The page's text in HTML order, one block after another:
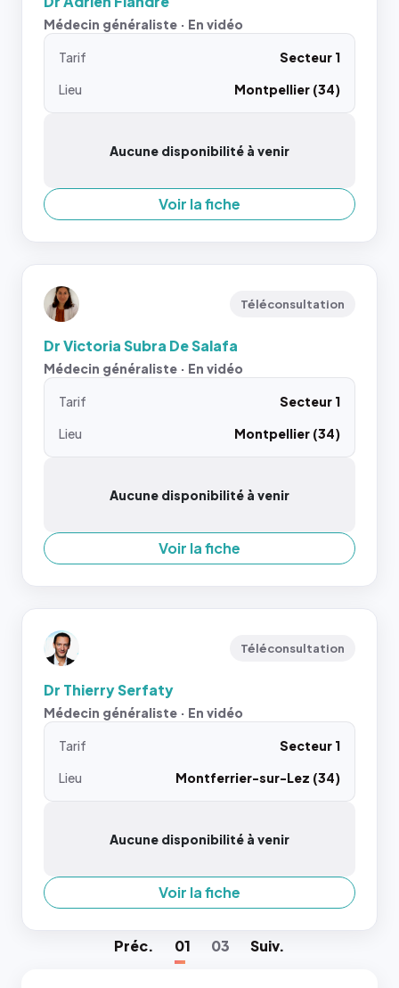
Médecin généraliste · En vidéo
Tarif
Secteur 1
Lieu
Montpellier (34)
Aucune disponibilité à venir
Voir la fiche
Téléconsultation
Dr Victoria Subra De Salafa
Médecin généraliste · En vidéo
Tarif
Secteur 1
Lieu
Montpellier (34)
Aucune disponibilité à venir
Voir la fiche
Téléconsultation
Dr Thierry Serfaty
Médecin généraliste · En vidéo
Tarif
Secteur 1
Lieu
Montferrier-sur-Lez (34)
Aucune disponibilité à venir
Voir la fiche
Préc. 01 03 Suiv.